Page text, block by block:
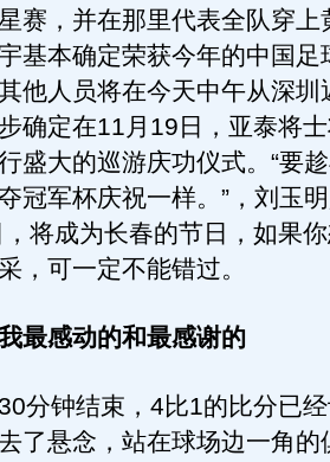
赛，并在那里代表全队穿上
基本确定荣获今年的中国足
他人员将在今天中午从深圳
确定在11月19日，亚泰将
盛大的巡游庆功仪式。“要
冠军杯庆祝一样。”，刘玉
将成为长春的节日，如果
，可一定不能错过。
感动的和最感谢的
钟结束，4比1的比分已经
了悬念，站在球场边一角的